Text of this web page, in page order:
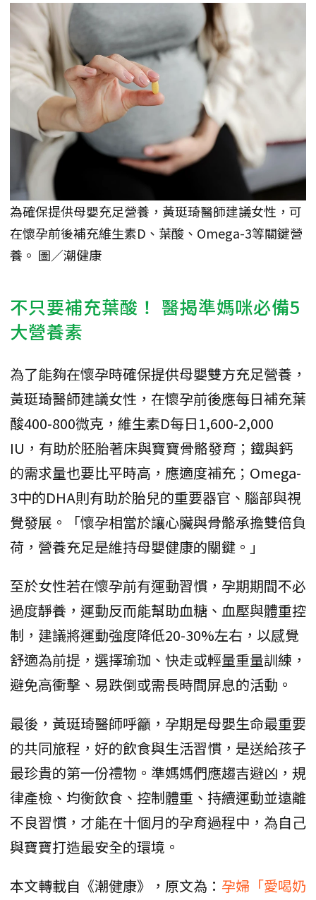
為確保提供母嬰充足營養，黃珽琦醫師建議女性，可
在懷孕前後補充維生素D、葉酸、Omega-3等關鍵營
養。 圖／潮健康
不只要補充葉酸！ 醫揭準媽咪必備5
大營養素
為了能夠在懷孕時確保提供母嬰雙方充足營養，
黃珽琦醫師建議女性，在懷孕前後應每日補充葉
酸400-800微克，維生素D每日1,600-2,000
IU，有助於胚胎著床與寶寶骨骼發育；鐵與鈣
的需求量也要比平時高，應適度補充；Omega-
3中的DHA則有助於胎兒的重要器官、腦部與視
覺發展。「懷孕相當於讓心臟與骨骼承擔雙倍負
荷，營養充足是維持母嬰健康的關鍵。」
至於女性若在懷孕前有運動習慣，孕期期間不必
過度靜養，運動反而能幫助血糖、血壓與體重控
制，建議將運動強度降低20-30%左右，以感覺
舒適為前提，選擇瑜珈、快走或輕量重量訓練，
避免高衝擊、易跌倒或需長時間屏息的活動。
最後，黃珽琦醫師呼籲，孕期是母嬰生命最重要
的共同旅程，好的飲食與生活習慣，是送給孩子
最珍貴的第一份禮物。準媽媽們應趨吉避凶，規
律產檢、均衡飲食、控制體重、持續運動並遠離
不良習慣，才能在十個月的孕育過程中，為自己
與寶寶打造最安全的環境。
本文轉載自《潮健康》，原文為： 孕婦「愛喝奶